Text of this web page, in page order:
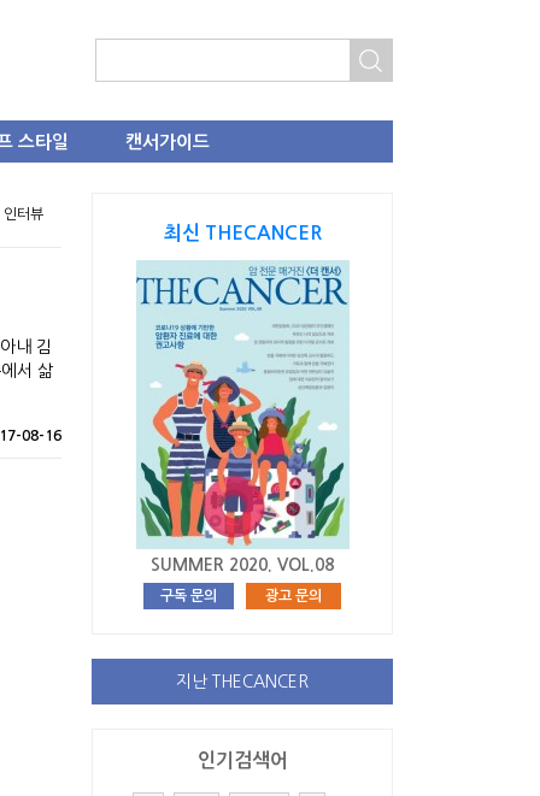
스타일 캔서가이드
인터뷰
내 김
서 삶
08-16
최신 THECANCER
SUMMER 2020. VOL.08
구독 문의 광고 문의
지난 THECANCER
인기검색어